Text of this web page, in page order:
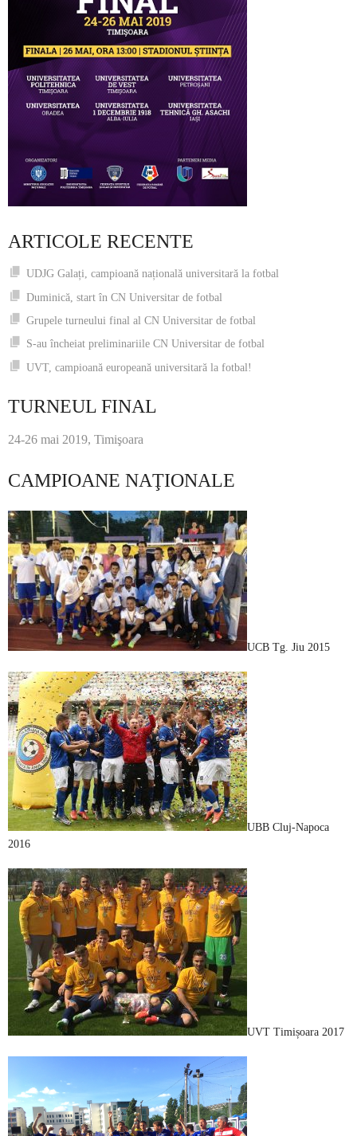
ARTICOLE RECENTE
UDJG Galați, campioană națională universitară la fotbal
Duminică, start în CN Universitar de fotbal
Grupele turneului final al CN Universitar de fotbal
S-au încheiat preliminariile CN Universitar de fotbal
UVT, campioană europeană universitară la fotbal!
TURNEUL FINAL
24-26 mai 2019, Timişoara
CAMPIOANE NAŢIONALE
UCB Tg. Jiu 2015
UBB Cluj-Napoca
2016
UVT Timișoara 2017